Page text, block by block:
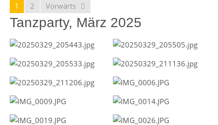
1 2 Vorwärts
Tanzparty, März 2025